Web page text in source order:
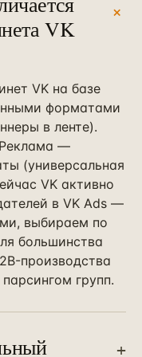
VK
+
VK на базе
форматами
в ленте).
—
(универсальная
VK активно
в VK Ads —
выбираем по
большинства
производства
групп.
+